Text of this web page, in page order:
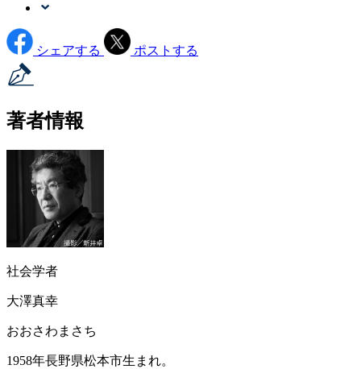
シェアする ポストする
著者情報
社会学者
大澤真幸
おおさわまさち
1958年長野県松本市生まれ。